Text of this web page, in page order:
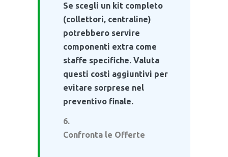
Se scegli un kit completo
(collettori, centraline)
potrebbero servire
componenti extra come
staffe specifiche. Valuta
questi costi aggiuntivi per
evitare sorprese nel
preventivo finale.
Confronta le Offerte